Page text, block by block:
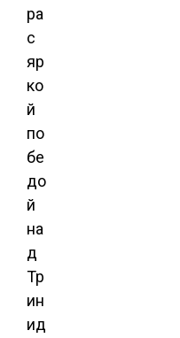
ра
с
яр
ко
й
по
бе
до
й
на
д
Тр
ин
ид